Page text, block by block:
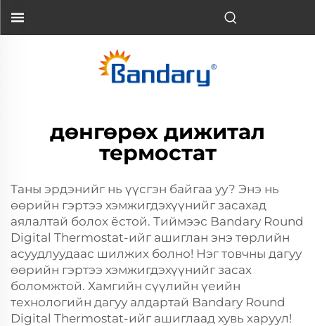
дөнгөрөх дижитал
термостат
Таны эрдэнийг нь үүсгэн байгаа уу? Энэ нь
өөрийн гэртээ хэмжигдэхүүнийг засахад
аялалтай болох ёстой. Тиймээс Bandary Round
Digital Thermostat-ийг ашиглан энэ төрлийн
асуудлуудаас шилжих болно! Нэг товчны дагуу
өөрийн гэртээ хэмжигдэхүүнийг засах
боломжтой. Хамгийн сүүлийн үеийн
технологийн дагуу алдартай Bandary Round
Digital Thermostat-ийг ашиглаад хувь харуул!